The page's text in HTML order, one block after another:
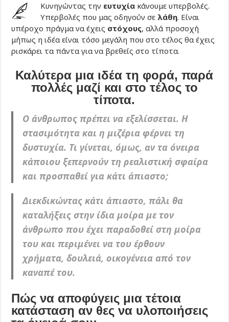
Κυνηγώντας την ευτυχία κάνουμε υπερβολές.
Υπερβολές που μας οδηγούν σε λάθη. Είναι
υπέροχο πράγμα να έχεις στόχους, αλλά προσοχή
μήπως η ιδέα είναι τόσο μεγάλη που στο τέλος θα έχεις
ρισκάρει τα πάντα για να βρεθείς στο τίποτα.
Καλύτερα μια ιδέα τη φορά, παρά
πολλές μαζί και στο τέλος το
τίποτα.
Ο άνθρωπος πρέπει να εξελίσσεται. Η
στασιμότητα και η μιζέρια φέρνει τη
δυστυχία. Τι γίνεται, όμως, αν τα όνειρα
κάποιου ξεπερνούν τη ρεαλιστική σφαίρα
και προσπαθεί για κάτι άπιαστο;
Διεκδικώντας κάτι άπιαστο, πάλι θα
καταλήξεις στην ίδια μοίρα με τον
άνθρωπο που έχει παραδοθεί στη μοίρα
του και περιμένει να του έρθουν
χρήματα, δουλειά, οικογένεια από τον
καναπέ του.
Πώς να αποφύγεις μια τέτοια
κατάσταση αν θες να υλοποιήσεις